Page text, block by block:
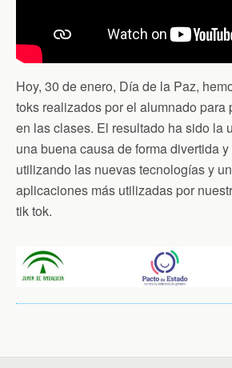
Hoy, 30 de enero, Día de la Paz,
toks realizados por el alumnado para
en las clases. El resultado ha sido la
una buena causa de forma divertida
utilizando las nuevas tecnologías y
aplicaciones más utilizadas por
tik tok.